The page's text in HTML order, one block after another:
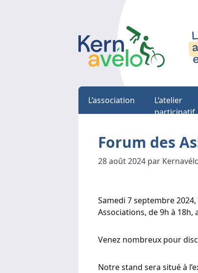
L’association
L’atelier
participatif
Forum des
28 août 2024 par
Samedi 7 septembre
Associations, de 9h à 18h,
Venez nombreux pour
Notre stand sera situé à